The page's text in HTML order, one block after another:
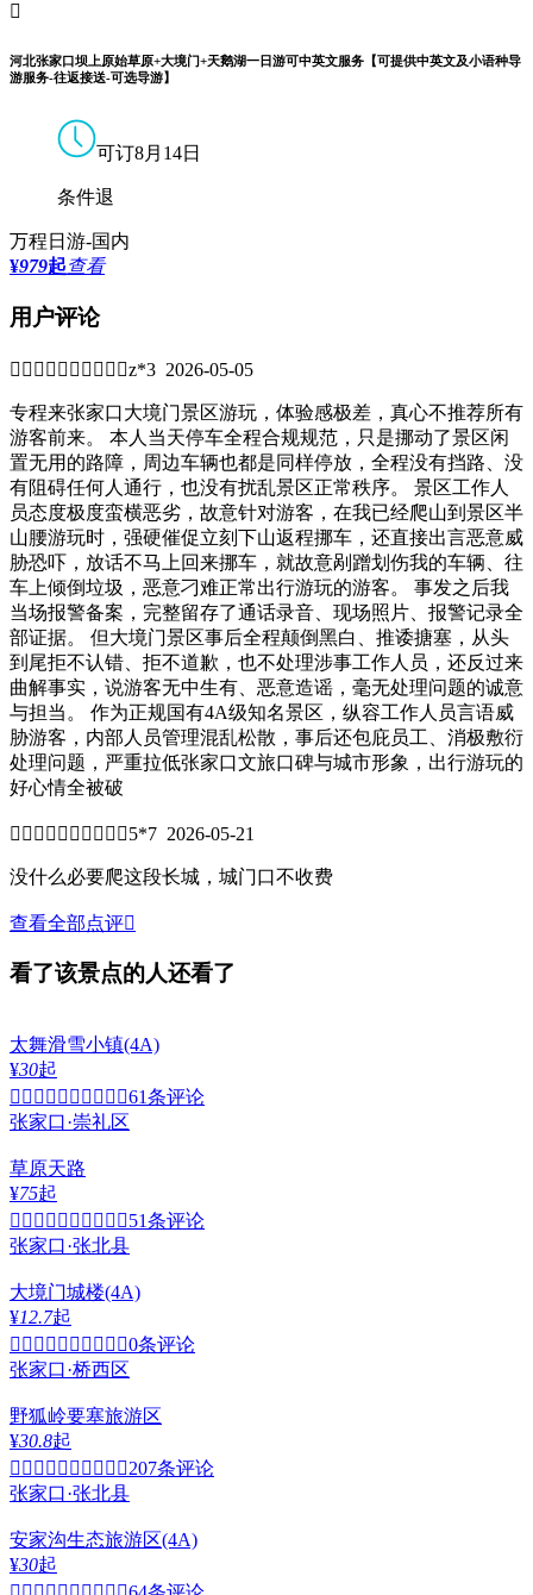

河北张家口坝上原始草原+大境门+天鹅湖一日游可中英文服务【可提供中英文及小语种导
游服务-往返接送-可选导游】
可订8月14日
条件退
万程日游-国内
¥979起查看
用户评论
 z*3 2026-05-05
专程来张家口大境门景区游玩，体验感极差，真心不推荐所有
游客前来。 本人当天停车全程合规规范，只是挪动了景区闲
置无用的路障，周边车辆也都是同样停放，全程没有挡路、没
有阻碍任何人通行，也没有扰乱景区正常秩序。 景区工作人
员态度极度蛮横恶劣，故意针对游客，在我已经爬山到景区半
山腰游玩时，强硬催促立刻下山返程挪车，还直接出言恶意威
胁恐吓，放话不马上回来挪车，就故意剐蹭划伤我的车辆、往
车上倾倒垃圾，恶意刁难正常出行游玩的游客。 事发之后我
当场报警备案，完整留存了通话录音、现场照片、报警记录全
部证据。 但大境门景区事后全程颠倒黑白、推诿搪塞，从头
到尾拒不认错、拒不道歉，也不处理涉事工作人员，还反过来
曲解事实，说游客无中生有、恶意造谣，毫无处理问题的诚意
与担当。 作为正规国有4A级知名景区，纵容工作人员言语威
胁游客，内部人员管理混乱松散，事后还包庇员工、消极敷衍
处理问题，严重拉低张家口文旅口碑与城市形象，出行游玩的
好心情全被破
 5*7 2026-05-21
没什么必要爬这段长城，城门口不收费
查看全部点评
看了该景点的人还看了
太舞滑雪小镇(4A)
¥30起
 61条评论
张家口·崇礼区
草原天路
¥75起
 51条评论
张家口·张北县
大境门城楼(4A)
¥12.7起
 0条评论
张家口·桥西区
野狐岭要塞旅游区
¥30.8起
 207条评论
张家口·张北县
安家沟生态旅游区(4A)
¥30起